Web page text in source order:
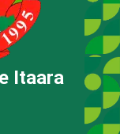
Itaara